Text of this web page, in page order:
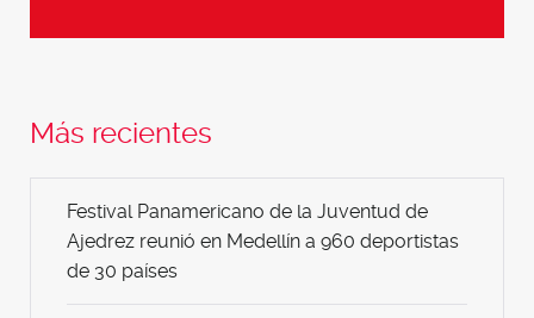
Más recientes
Festival Panamericano de la Juventud de
Ajedrez reunió en Medellín a 960 deportistas
de 30 países